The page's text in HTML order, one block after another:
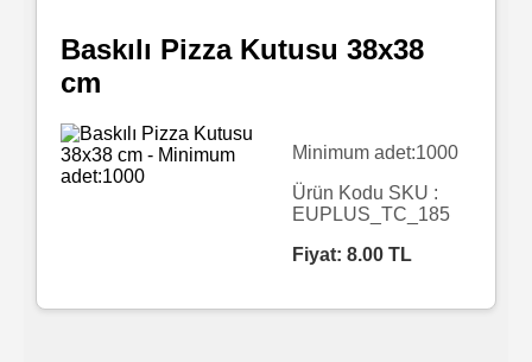
Mendil
Islak
/
Baskılı Pizza Kutusu 38x38
cm
Minimum adet:1000
Ürün Kodu SKU :
EUPLUS_TC_185
Fiyat: 8.00 TL